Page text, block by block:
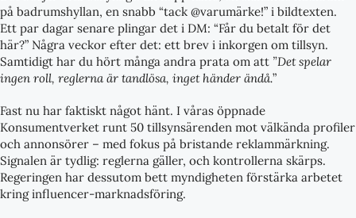
på badrumshyllan, en snabb “tack @varumärke!” i bildtexten.
Ett par dagar senare plingar det i DM: “Får du betalt för det
här?” Några veckor efter det: ett brev i inkorgen om tillsyn.
Samtidigt har du hört många andra prata om att ”Det spelar
ingen roll, reglerna är tandlösa, inget händer ändå.”
Fast nu har faktiskt något hänt. I våras öppnade
Konsumentverket runt 50 tillsynsärenden mot välkända profiler
och annonsörer – med fokus på bristande reklammärkning.
Signalen är tydlig: reglerna gäller, och kontrollerna skärps.
Regeringen har dessutom bett myndigheten förstärka arbetet
kring influencer-marknadsföring.